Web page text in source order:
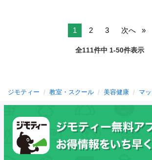
1 2 3 次へ
全111件中 1-50件表示
ジモティー 教室・スクール 美容健康 マ